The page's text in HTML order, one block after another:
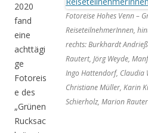
Fotoreise Hohes Venn –
ReiseteilnehmerInnen,
rechts: Burkhardt
Rautert, Jörg Weyde,
Ingo Hattendorf, Claudia
Christiane Müller, Karin
Schierholz, Marion
2020
fand
eine
achttägi
ge
Fotoreis
e des
„Grünen
Rucksac